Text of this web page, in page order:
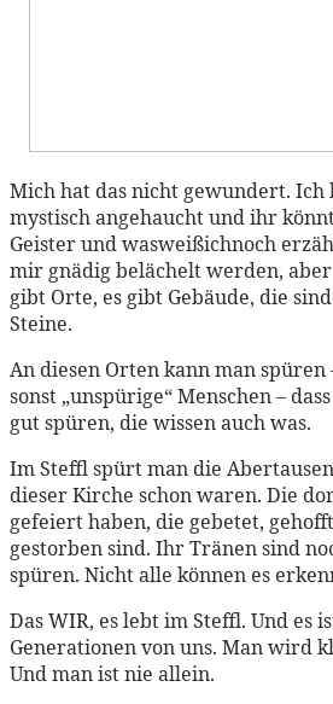
Mich hat das nicht gewundert.
mystisch angehaucht und ihr
Geister und wasweißichnoch
mir gnädig belächelt werden,
gibt Orte, es gibt Gebäude, die
Steine.
An diesen Orten kann man spüren
sonst „unspürige“ Menschen –
gut spüren, die wissen auch was.
Im Steffl spürt man die
dieser Kirche schon waren. Die
gefeiert haben, die gebetet,
gestorben sind. Ihr Tränen sind
spüren. Nicht alle können es
Das WIR, es lebt im Steffl. Und es
Generationen von uns. Man wird
Und man ist nie allein.